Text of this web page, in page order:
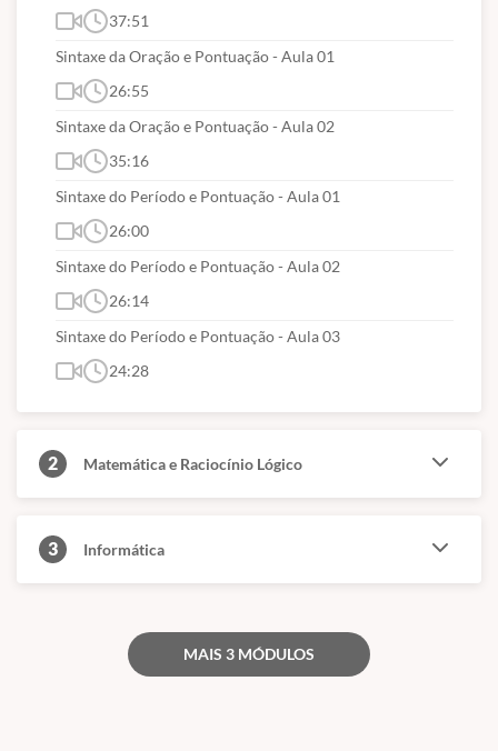
37:51
Sintaxe da Oração e Pontuação - Aula 01
26:55
Sintaxe da Oração e Pontuação - Aula 02
35:16
Sintaxe do Período e Pontuação - Aula 01
26:00
Sintaxe do Período e Pontuação - Aula 02
26:14
Sintaxe do Período e Pontuação - Aula 03
24:28
2 Matemática e Raciocínio Lógico
3 Informática
MAIS 3 MÓDULOS